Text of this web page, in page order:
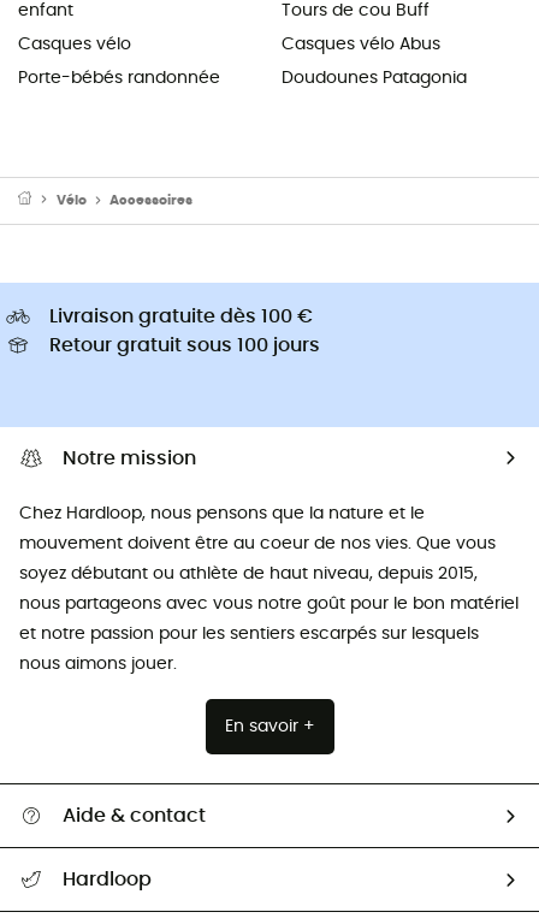
enfant
Casques vélo
Porte-bébés randonnée
Tours de cou Buff
Casques vélo Abus
Doudounes Patagonia
Vélo Accessoires
Livraison gratuite dès 100 €
Retour gratuit sous 100 jours
Notre mission
Chez Hardloop, nous pensons que la nature et le
mouvement doivent être au coeur de nos vies. Que vous
soyez débutant ou athlète de haut niveau, depuis 2015,
nous partageons avec vous notre goût pour le bon matériel
et notre passion pour les sentiers escarpés sur lesquels
nous aimons jouer.
En savoir +
Aide & contact
Hardloop